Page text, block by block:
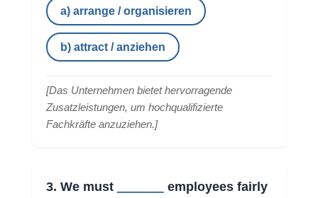
a) arrange / organisieren
b) attract / anziehen
[Das Unternehmen bietet hervorragende
Zusatzleistungen, um hochqualifizierte
Fachkräfte anzuziehen.]
3. We must
employees fairly